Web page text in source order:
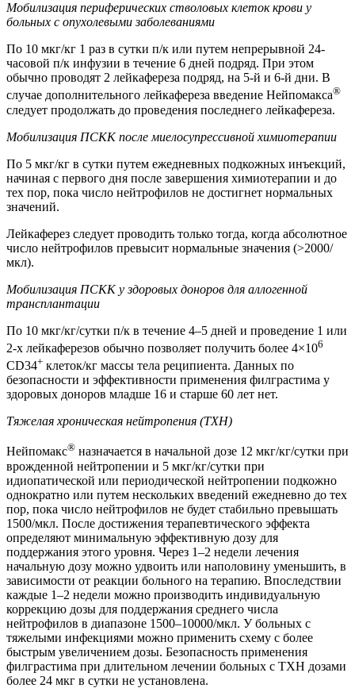
Мобилизация периферических стволовых клеток крови у
больных с опухолевыми заболеваниями
По 10 мкг/кг 1 раз в сутки п/к или путем непрерывной 24-
часовой п/к инфузии в течение 6 дней подряд. При этом
обычно проводят 2 лейкафереза подряд, на 5-й и 6-й дни. В
случае дополнительного лейкафереза введение Нейпомакса®
следует продолжать до проведения последнего лейкафереза.
Мобилизация ПСКК после миелосупрессивной химиотерапии
По 5 мкг/кг в сутки путем ежедневных подкожных инъекций,
начиная с первого дня после завершения химиотерапии и до
тех пор, пока число нейтрофилов не достигнет нормальных
значений.
Лейкаферез следует проводить только тогда, когда абсолютное
число нейтрофилов превысит нормальные значения (>2000/
мкл).
Мобилизация ПСКК у здоровых доноров для аллогенной
трансплантации
По 10 мкг/кг/сутки п/к в течение 4–5 дней и проведение 1 или
2-х лейкаферезов обычно позволяет получить более 4×106
CD34+ клеток/кг массы тела реципиента. Данных по
безопасности и эффективности применения филграстима у
здоровых доноров младше 16 и старше 60 лет нет.
Тяжелая хроническая нейтропения (ТХН)
Нейпомакс® назначается в начальной дозе 12 мкг/кг/сутки при
врожденной нейтропении и 5 мкг/кг/сутки при
идиопатической или периодической нейтропении подкожно
однократно или путем нескольких введений ежедневно до тех
пор, пока число нейтрофилов не будет стабильно превышать
1500/мкл. После достижения терапевтического эффекта
определяют минимальную эффективную дозу для
поддержания этого уровня. Через 1–2 недели лечения
начальную дозу можно удвоить или наполовину уменьшить, в
зависимости от реакции больного на терапию. Впоследствии
каждые 1–2 недели можно производить индивидуальную
коррекцию дозы для поддержания среднего числа
нейтрофилов в диапазоне 1500–10000/мкл. У больных с
тяжелыми инфекциями можно применить схему с более
быстрым увеличением дозы. Безопасность применения
филграстима при длительном лечении больных с ТХН дозами
более 24 мкг в сутки не установлена.